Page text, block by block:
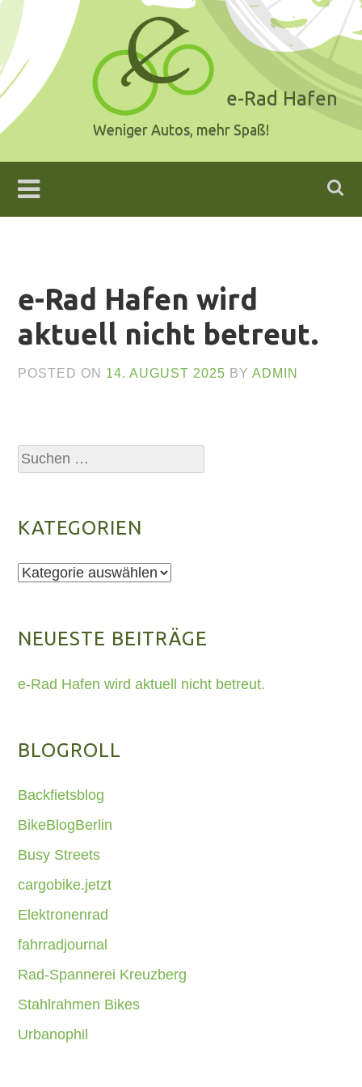
Skip
content
e-Rad Hafen
Weniger Autos, mehr Spaß!
e-Rad Hafen wird
aktuell nicht betreut.
POSTED ON 14. AUGUST 2025 BYADMIN
Suchen
nach:
KATEGORIEN
Kategorien
NEUESTE BEITRÄGE
e-Rad Hafen wird aktuell nicht betreut.
BLOGROLL
Backfietsblog
BikeBlogBerlin
Busy Streets
cargobike.jetzt
Elektronenrad
fahrradjournal
Rad-Spannerei Kreuzberg
Stahlrahmen Bikes
Urbanophil